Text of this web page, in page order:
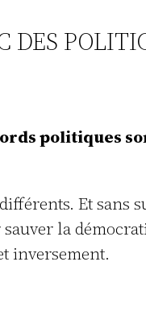
DES
politiques
Et sans
la
inversement.